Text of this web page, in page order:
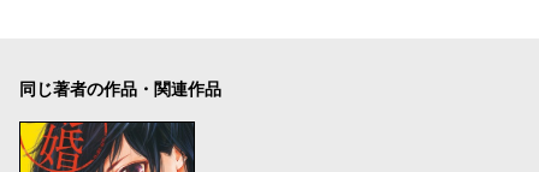
同じ著者の作品・関連作品